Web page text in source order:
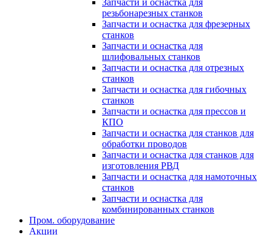
Запчасти и оснастка для
резьбонарезных станков
Запчасти и оснастка для фрезерных
станков
Запчасти и оснастка для
шлифовальных станков
Запчасти и оснастка для отрезных
станков
Запчасти и оснастка для гибочных
станков
Запчасти и оснастка для прессов и
КПО
Запчасти и оснастка для станков для
обработки проводов
Запчасти и оснастка для станков для
изготовления РВД
Запчасти и оснастка для намоточных
станков
Запчасти и оснастка для
комбинированных станков
Пром. оборудование
Акции